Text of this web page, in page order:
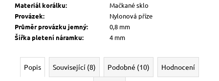
Materiál korálku:
Mačkané sklo
Provázek:
Nylonová příze
Průměr provázku jemný:
0,8 mm
Šířka pletení náramku: 4 mm
Popis Související (8) Podobné (10) Hodnocení